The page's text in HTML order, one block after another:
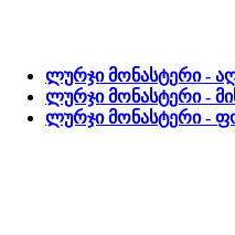
ლურჯი მონასტერი -
ლურჯი მონასტერი -
ლურჯი მონასტერი -